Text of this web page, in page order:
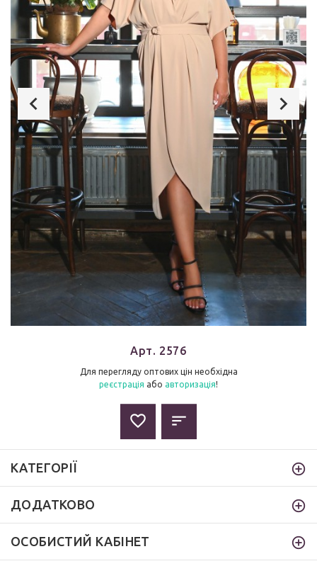
Арт. 2576
Для перегляду оптових цін необхідна
реєстрація або авторизація!
КАТЕГОРІЇ
ДОДАТКОВО
ОСОБИСТИЙ КАБІНЕТ